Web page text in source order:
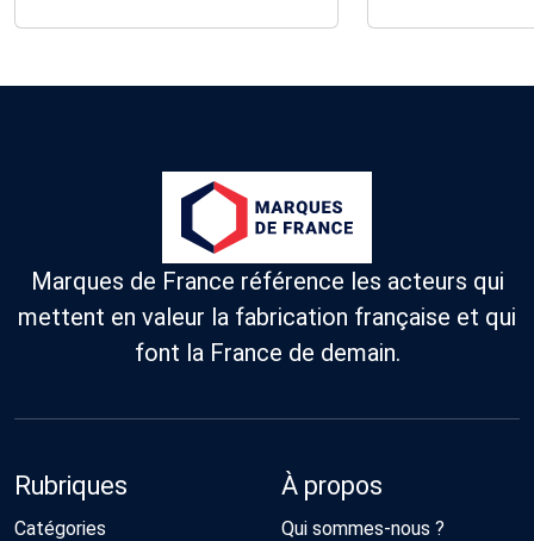
Marques de France référence les acteurs qui
mettent en valeur la fabrication française et qui
font la France de demain.
Rubriques
Catégories
À propos
Qui sommes-nous ?